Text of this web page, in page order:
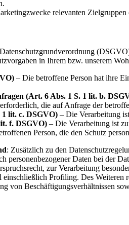
relevanten Zielgruppen
in Ihrem bzw. unserem
– Die betroffene Person hat ihre
(Art. 6 Abs. 1 S. 1 lit. b.
die auf Anfrage der
lit. c. DSGVO) – Die Verarbeitung
f. DSGVO) – Die Verarbeitung ist
Person, die den Schutz
: Zusätzlich zu den
personenbezogener Daten bei der
zur Verarbeitung
Profiling. Des
von Beschäftigungsverhältnissen